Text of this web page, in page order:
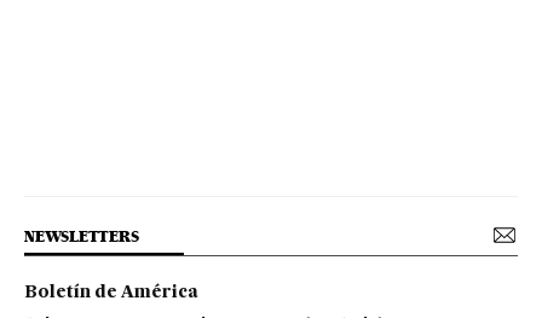
NEWSLETTERS
Boletín de América